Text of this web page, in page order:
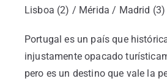
Lisboa (2) / Mérida / Madrid (3)
Portugal es un país que
injustamente opacado
pero es un destino que vale la